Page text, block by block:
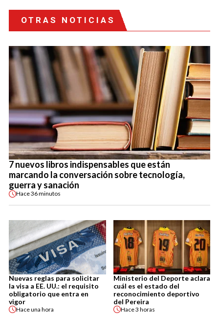
OTRAS NOTICIAS
7 nuevos libros indispensables que están
marcando la conversación sobre tecnología,
guerra y sanación
Hace36 minutos
Nuevas reglas para solicitar
la visa a EE. UU.: el requisito
obligatorio que entra en
vigor
Haceuna hora
Ministerio del Deporte aclara
cuál es el estado del
reconocimiento deportivo
del Pereira
Hace3 horas